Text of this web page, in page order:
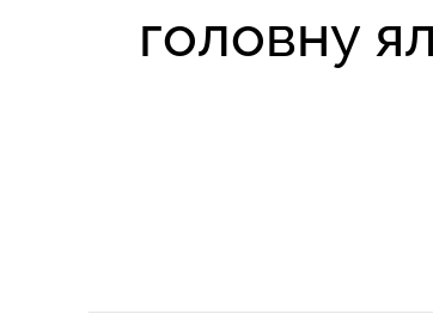
головну